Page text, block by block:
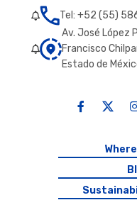
Tel: +52 (55)
Av. José López
Francisco
Estado de